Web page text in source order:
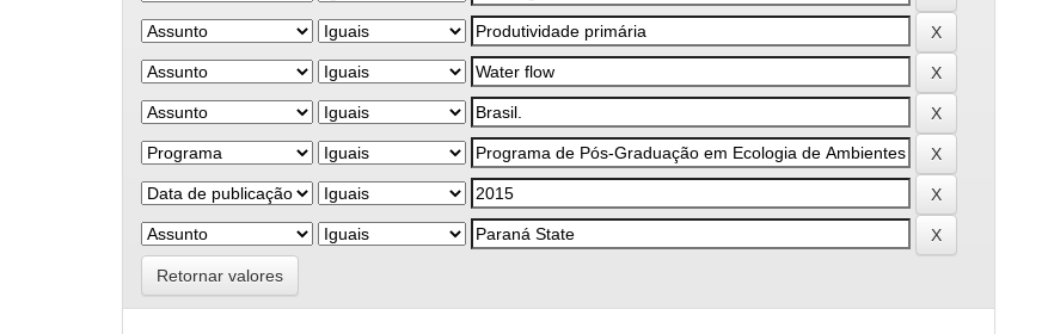
Retornar valores